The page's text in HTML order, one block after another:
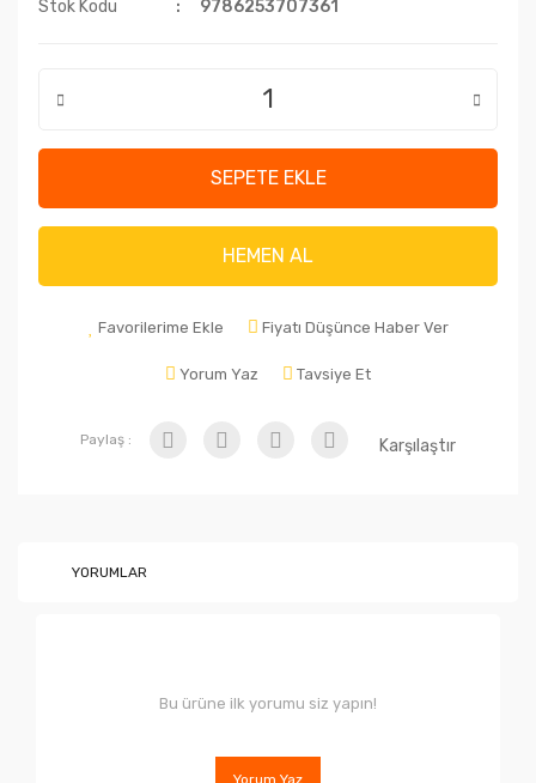
Stok Kodu
9786253707361
SEPETE EKLE
HEMEN AL
Favorilerime Ekle Fiyatı Düşünce Haber Ver
Yorum Yaz Tavsiye Et
Paylaş : Karşılaştır
YORUMLAR
Bu ürüne ilk yorumu siz yapın!
Yorum Yaz